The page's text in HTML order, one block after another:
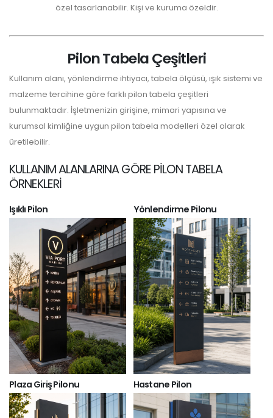
özel tasarlanabilir. Kişi ve kuruma özeldir.
Pilon Tabela Çeşitleri
Kullanım alanı, yönlendirme ihtiyacı, tabela ölçüsü, ışık sistemi ve
malzeme tercihine göre farklı pilon tabela çeşitleri
bulunmaktadır. İşletmenizin girişine, mimari yapısına ve
kurumsal kimliğine uygun pilon tabela modelleri özel olarak
üretilebilir.
KULLANIM ALANLARINA GÖRE PILON TABELA
ÖRNEKLERI
Işıklı Pilon Yönlendirme Pilonu
Plaza Giriş Pilonu Hastane Pilon